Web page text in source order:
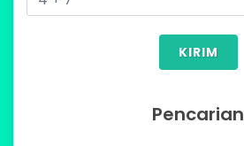
KIRIM
Pencarian